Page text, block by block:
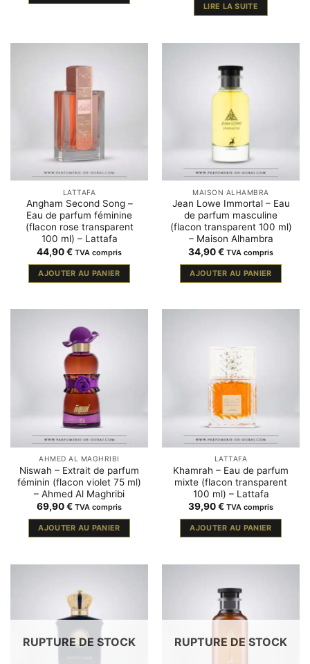
LIRE LA SUITE
LATTAFA
Angham Second Song –
Eau de parfum féminine
(flacon rose transparent
100 ml) – Lattafa
44,90€ TVA compris
AJOUTER AU PANIER
MAISON ALHAMBRA
Jean Lowe Immortal – Eau
de parfum masculine
(flacon transparent 100 ml)
– Maison Alhambra
34,90€ TVA compris
AJOUTER AU PANIER
AHMED AL MAGHRIBI
Niswah – Extrait de parfum
féminin (flacon violet 75 ml)
– Ahmed Al Maghribi
69,90€ TVA compris
AJOUTER AU PANIER
LATTAFA
Khamrah – Eau de parfum
mixte (flacon transparent
100 ml) – Lattafa
39,90€ TVA compris
AJOUTER AU PANIER
RUPTURE DE STOCK RUPTURE DE STOCK